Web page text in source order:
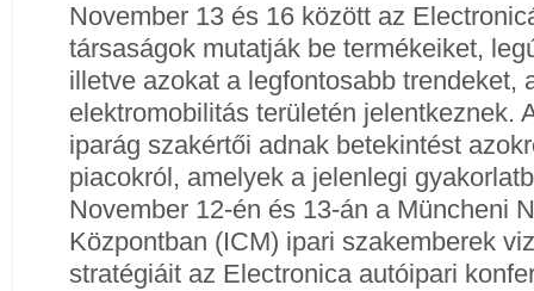
November 13 és 16 között az
társaságok mutatják be termékeiket,
illetve azokat a legfontosabb trendeket,
elektromobilitás területén jelentkeznek.
iparág szakértői adnak betekintést
piacokról, amelyek a jelenlegi
November 12-én és 13-án a Müncheni
Központban (ICM) ipari szakemberek
stratégiáit az Electronica autóipari